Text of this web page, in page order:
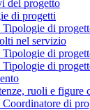
del progetto
di progetti
Tipologie di
nel servizio
Tipologie di
Tipologie di
ruoli e figure
Coordinatore di